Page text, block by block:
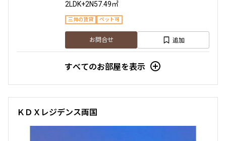
2LDK+2N57.49㎡
三井の賃貸 ペット可
お問合せ 追加
礼金改定
294,000円
すべてのお部屋を表示
ＫＤＸレジデンス両国